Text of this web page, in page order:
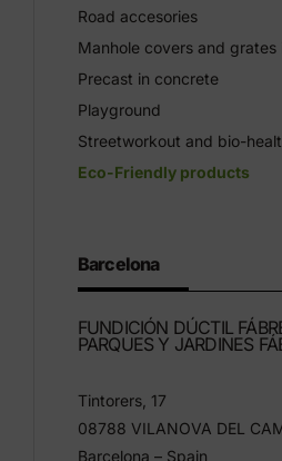
Road accesories
Manhole covers and grates
Precast in concrete
Playground
Streetworkout and bio-
Eco-Friendly products
Barcelona
FUNDICIÓN DÚCTIL
PARQUES Y JARDINES
Tintorers, 17
08788 VILANOVA DEL
Barcelona – Spain